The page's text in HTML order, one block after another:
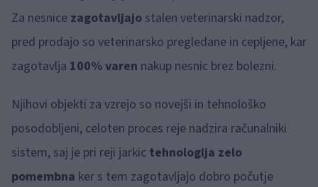
Za nesnice zagotavljajo stalen veterinarski nadzor,
pred prodajo so veterinarsko pregledane in cepljene, kar
zagotavlja 100% varen nakup nesnic brez bolezni.
Njihovi objekti za vzrejo so novejši in tehnološko
posodobljeni, celoten proces reje nadzira računalniki
sistem, saj je pri reji jarkic tehnologija zelo
pomembna ker s tem zagotavljajo dobro počutje